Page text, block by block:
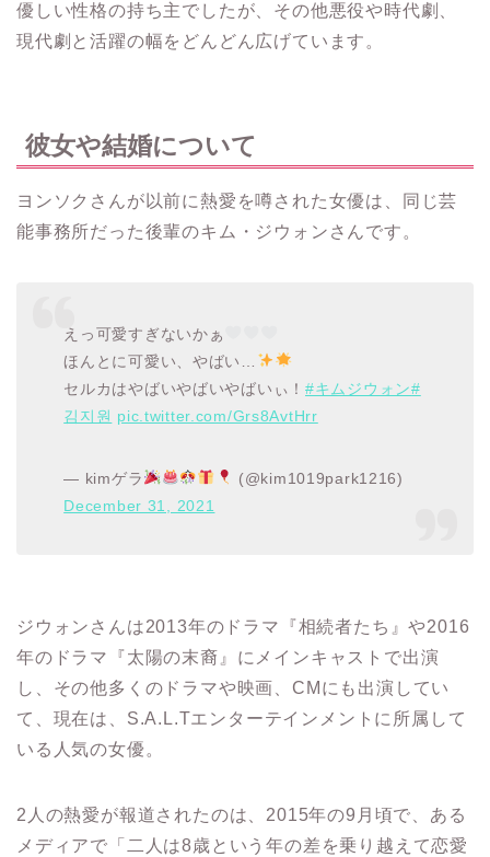
優しい性格の持ち主でしたが、その他悪役や時代劇、
現代劇と活躍の幅をどんどん広げています。
彼女や結婚について
ヨンソクさんが以前に熱愛を噂された女優は、同じ芸
能事務所だった後輩のキム・ジウォンさんです。
えっ可愛すぎないかぁ
ほんとに可愛い、やばい…
セルカはやばいやばいやばいぃ！ #キムジウォン#
김지원 pic.twitter.com/Grs8AvtHrr
— kimゲラ
(@kim1019park1216)
December 31, 2021
ジウォンさんは2013年のドラマ『相続者たち』や2016
年のドラマ『太陽の末裔』にメインキャストで出演
し、その他多くのドラマや映画、CMにも出演してい
て、現在は、S.A.L.Tエンターテインメントに所属して
いる人気の女優。
2人の熱愛が報道されたのは、2015年の9月頃で、ある
メディアで「二人は8歳という年の差を乗り越えて恋愛